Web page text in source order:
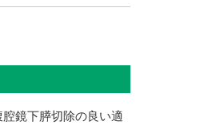
鏡下膵切除の良い適